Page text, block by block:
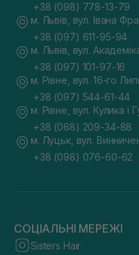
+38 (098) 778-13-79
м. Львів, вул. Івана
+38 (097) 611-95-94
м. Львів, вул.
+38 (097) 101-97-16
м. Рівне, вул. 16-го
+38 (097) 544-61-44
м. Рівне, вул. Кулика
+38 (068) 209-34-88
м. Луцьк, вул.
+38 (098) 076-60-62
СОЦІАЛЬНІ МЕРЕЖІ
Sisters Hair